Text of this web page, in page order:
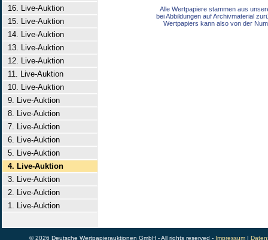
16. Live-Auktion
15. Live-Auktion
14. Live-Auktion
13. Live-Auktion
12. Live-Auktion
11. Live-Auktion
10. Live-Auktion
9. Live-Auktion
8. Live-Auktion
7. Live-Auktion
6. Live-Auktion
5. Live-Auktion
4. Live-Auktion
3. Live-Auktion
2. Live-Auktion
1. Live-Auktion
Alle Wertpapiere stammen aus
bei Abbildungen auf Archivmaterial
Wertpapiers kann also von der
© 2026 Deutsche Wertpapierauktionen GmbH - All rights reserved - Impressum|